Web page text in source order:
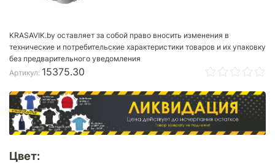
KRASAVIK.by оставляет за собой право вносить изменения в
технические и потребительские характеристики товаров и их упаковку
без предварительного уведомления
Артикул: 15375.30
Цвет: